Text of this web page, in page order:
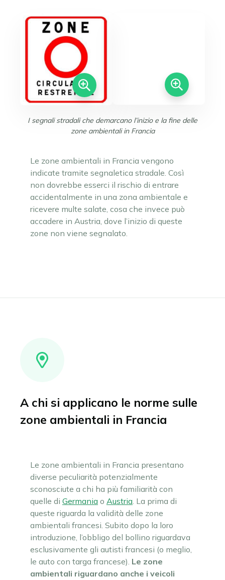
I segnali stradali che demarcano l’inizio e la fine delle
zone ambientali in Francia
Le zone ambientali in Francia vengono
indicate tramite segnaletica stradale. Così
non dovrebbe esserci il rischio di entrare
accidentalmente in una zona ambientale e
ricevere multe salate, cosa che invece può
accadere in Austria, dove l’inizio di queste
zone non viene segnalato.
A chi si applicano le norme sulle
zone ambientali in Francia
Le zone ambientali in Francia presentano
diverse peculiarità potenzialmente
sconosciute a chi ha più familiarità con
quelle di Germania o Austria. La prima di
queste riguarda la validità delle zone
ambientali francesi. Subito dopo la loro
introduzione, l’obbligo del bollino riguardava
esclusivamente gli autisti francesi (o meglio,
le auto con targa francese). Le zone
ambientali riguardano anche i veicoli